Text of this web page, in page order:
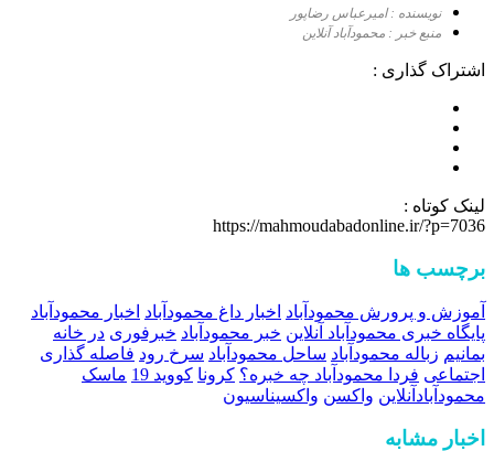
نویسنده : امیرعباس رضاپور
منبع خبر : محمودآباد آنلاین
اشتراک گذاری :
لینک کوتاه :
https://mahmoudabadonline.ir/?p=7036
برچسب ها
آموزش و پرورش محمودآباد اخبار داغ محمودآباد اخبار محمودآباد
پایگاه خبری محمودآباد آنلاین خبر محمودآباد خبرفوری در خانه
بمانیم زباله محمودآباد ساحل محمودآباد سرخ رود فاصله گذاری
اجتماعی فردا محمودآباد چه خبره؟ کرونا کووید 19
ماسک
محمودآبادآنلاین واکسن واکسیناسیون
اخبار مشابه